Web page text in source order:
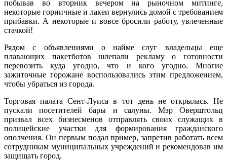
побывав во вторник вечером на рыночном митинге,
некоторые горничные и лакеи вернулись домой с требованием
прибавки. А некоторые и вовсе бросили работу, увлеченные
стачкой!
Рядом с объявлениями о найме слуг владельцы еще
плавающих пакетботов шлепали рекламу о готовности
перевозить куда угодно, что и кого угодно. Многие
зажиточные горожане воспользовались этим предложением,
чтобы убраться из города.
Торговая палата Сент-Луиса в тот день не открылась. Не
пускали посетителей бары и салуны. Мэр Оверштольц
призвал всех бизнесменов отправлять своих служащих в
полицейские участки для формирования гражданского
ополчения. Он первым подал пример, запретив работать всем
сотрудникам муниципальных учреждений и рекомендовав им
защищать город.